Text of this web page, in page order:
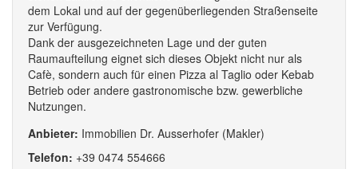
dem Lokal und auf der gegenüberliegenden Straßenseite
zur Verfügung.
Dank der ausgezeichneten Lage und der guten
Raumaufteilung eignet sich dieses Objekt nicht nur als
Cafè, sondern auch für einen Pizza al Taglio oder Kebab
Betrieb oder andere gastronomische bzw. gewerbliche
Nutzungen.
Anbieter: Immobilien Dr. Ausserhofer (Makler)
Telefon: +39 0474 554666